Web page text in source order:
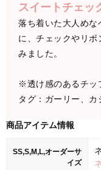
スイートチェッ
落ち着いた大人めな
に、チェックやリ
みました。
※透け感のあるチッ
タグ：ガーリー、
商品アイテム情報
SS,S,M,L,オーダーサ
イズ